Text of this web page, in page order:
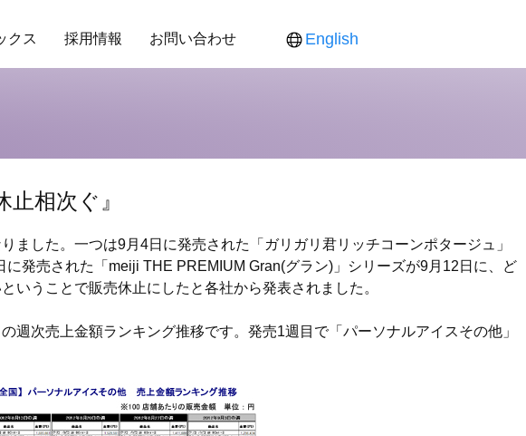
クス 採用情報 お問い合わせ English
相次ぐ』
ました。一つは9月4日に発売された「ガリガリ君リッチコーンポタージュ」
発売された「meiji THE PREMIUM Gran(グラン)」シリーズが9月12日に、ど
いうことで販売休止にしたと各社から発表されました。
週次売上金額ランキング推移です。発売1週目で「パーソナルアイスその他」